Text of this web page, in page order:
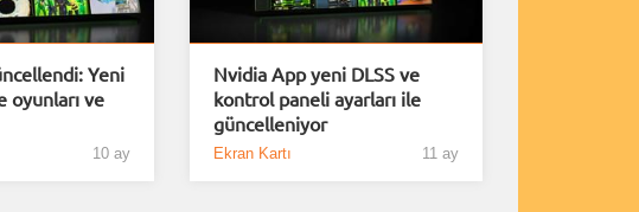
Yeni
oyunları ve
10 ay
Nvidia App yeni DLSS ve
kontrol paneli ayarları ile
güncelleniyor
Ekran Kartı 11 ay